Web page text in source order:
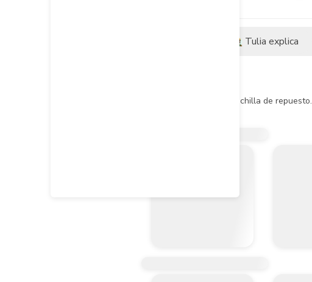
Tulia explica
Metálico, mango plástico y cuchilla de repuesto.